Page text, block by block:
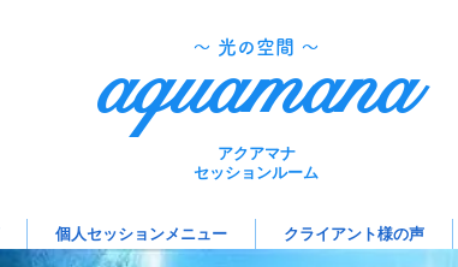
aquamana
​～ 光の空間 ～
アクアマナ
セッションルーム
個人セッションメニュー クライアント様の声